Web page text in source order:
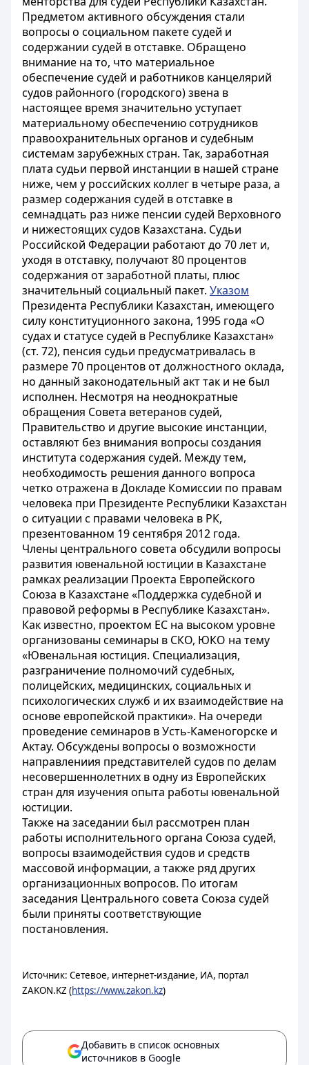
Предметом активного обсуждения стали
вопросы о социальном пакете судей и
содержании судей в отставке. Обращено
внимание на то, что материальное
обеспечение судей и работников канцелярий
судов районного (городского) звена в
настоящее время значительно уступает
материальному обеспечению сотрудников
правоохранительных органов и судебным
системам зарубежных стран. Так, заработная
плата судьи первой инстанции в нашей стране
ниже, чем у российских коллег в четыре раза, а
размер содержания судей в отставке в
семнадцать раз ниже пенсии судей Верховного
и нижестоящих судов Казахстана. Судьи
Российской Федерации работают до 70 лет и,
уходя в отставку, получают 80 процентов
содержания от заработной платы, плюс
значительный социальный пакет. Указом
Президента Республики Казахстан, имеющего
силу конституционного закона, 1995 года «О
судах и статусе судей в Республике Казахстан»
(ст. 72), пенсия судьи предусматривалась в
размере 70 процентов от должностного оклада,
но данный законодательный акт так и не был
исполнен. Несмотря на неоднократные
обращения Совета ветеранов судей,
Правительство и другие высокие инстанции,
оставляют без внимания вопросы создания
института содержания судей. Между тем,
необходимость решения данного вопроса
четко отражена в Докладе Комиссии по правам
человека при Президенте Республики Казахстан
о ситуации с правами человека в РК,
презентованном 19 сентября 2012 года.
Члены центрального совета обсудили вопросы
развития ювенальной юстиции в Казахстане
рамках реализации Проекта Европейского
Союза в Казахстане «Поддержка судебной и
правовой реформы в Республике Казахстан».
Как известно, проектом ЕС на высоком уровне
организованы семинары в СКО, ЮКО на тему
«Ювенальная юстиция. Специализация,
разграничение полномочий судебных,
полицейских, медицинских, социальных и
психологических служб и их взаимодействие на
основе европейской практики». На очереди
проведение семинаров в Усть-Каменогорске и
Актау. Обсуждены вопросы о возможности
направлениия представителей судов по делам
несовершеннолетних в одну из Европейских
стран для изучения опыта работы ювенальной
юстиции.
Также на заседании был рассмотрен план
работы исполнительного органа Союза судей,
вопросы взаимодействия судов и средств
массовой информации, а также ряд других
организационных вопросов. По итогам
заседания Центрального совета Союза судей
были приняты соответствующие
постановления.
Источник: Сетевое, интернет-издание, ИА, портал
ZAKON.KZ (https://www.zakon.kz)
Добавить в список основных
источников в Google